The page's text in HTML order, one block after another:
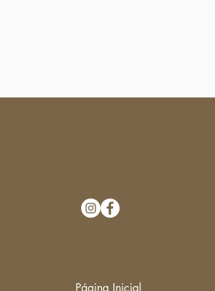
Página Inicial